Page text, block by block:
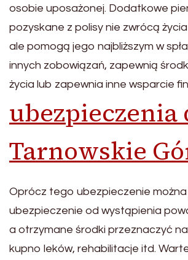
osobie uposażonej. Dodatkowe
pozyskane z polisy nie zwrócą
ale pomogą jego najbliższym w
innych zobowiązań, zapewnią
życia lub zapewnia inne wsparcie
ubezpieczenia
Tarnowskie
Oprócz tego ubezpieczenie
ubezpieczenie od wystąpienia
a otrzymane środki przeznaczyć
kupno leków, rehabilitacje itd.